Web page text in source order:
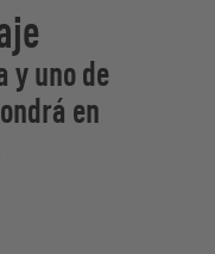
uno de
en